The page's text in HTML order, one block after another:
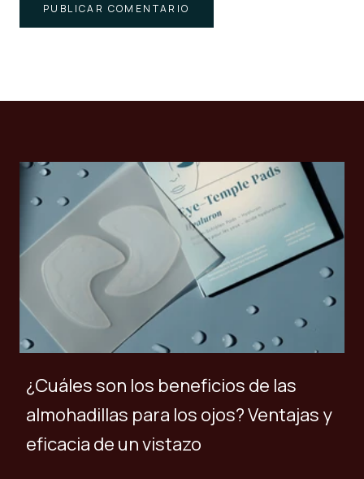
PUBLICAR COMENTARIO
¿Cuáles son los beneficios de las
almohadillas para los ojos? Ventajas y
eficacia de un vistazo